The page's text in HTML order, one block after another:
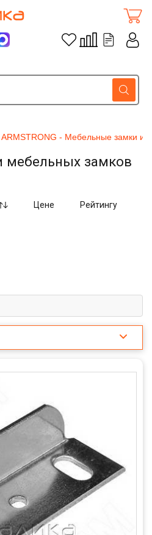
ARMSTRONG - Мебельные замки и
мебельных замков
Цене Рейтингу